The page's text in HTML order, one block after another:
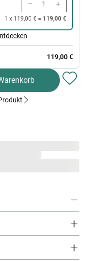
1 x 119,00 € = 119,00 €
119,00 €
38 mm inkl. 9 kW
"Easy"
- Das Saunahaus